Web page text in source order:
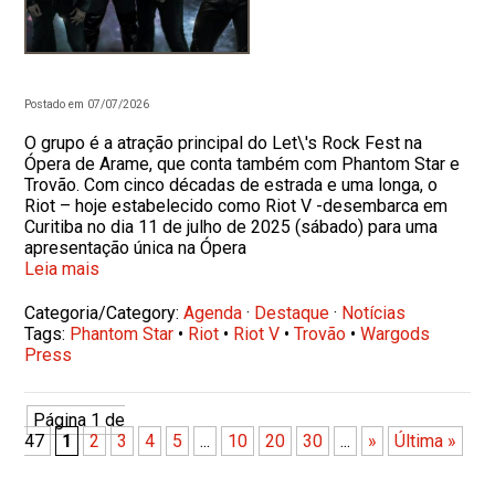
Postado em 07/07/2026
O grupo é a atração principal do Let\'s Rock Fest na
Ópera de Arame, que conta também com Phantom Star e
Trovão. Com cinco décadas de estrada e uma longa, o
Riot – hoje estabelecido como Riot V -desembarca em
Curitiba no dia 11 de julho de 2025 (sábado) para uma
apresentação única na Ópera
Leia mais
Categoria/Category:Agenda · Destaque · Notícias
Tags: Phantom Star • Riot • Riot V •Trovão •Wargods
Press
Página 1 de
47
1 2 3 4 5 ... 10 20 30 ... » Última »